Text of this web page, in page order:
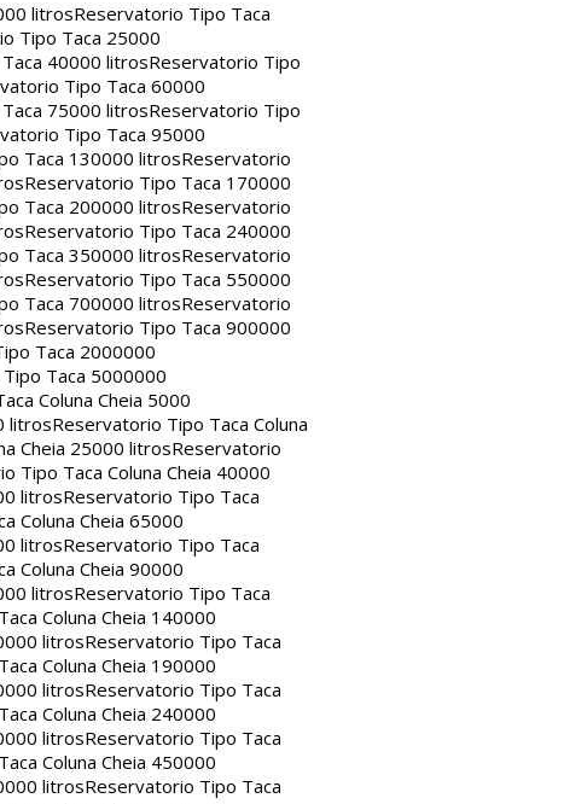
litrosReservatorio Tipo Taca
Tipo Taca 25000
40000 litrosReservatorio Tipo
Tipo Taca 60000
75000 litrosReservatorio Tipo
Tipo Taca 95000
Taca 130000 litrosReservatorio
Reservatorio Tipo Taca 170000
Taca 200000 litrosReservatorio
Reservatorio Tipo Taca 240000
Taca 350000 litrosReservatorio
Reservatorio Tipo Taca 550000
Taca 700000 litrosReservatorio
Reservatorio Tipo Taca 900000
Taca 2000000
Taca 5000000
Coluna Cheia 5000
litrosReservatorio Tipo Taca Coluna
Cheia 25000 litrosReservatorio
Tipo Taca Coluna Cheia 40000
litrosReservatorio Tipo Taca
Coluna Cheia 65000
litrosReservatorio Tipo Taca
Coluna Cheia 90000
litrosReservatorio Tipo Taca
Coluna Cheia 140000
litrosReservatorio Tipo Taca
Coluna Cheia 190000
litrosReservatorio Tipo Taca
Coluna Cheia 240000
litrosReservatorio Tipo Taca
Coluna Cheia 450000
litrosReservatorio Tipo Taca